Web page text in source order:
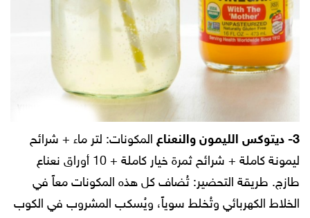
3- ديتوكس الليمون والنعناع المكونات: لتر ماء + شرائح
ليمونة كاملة + شرائح ثمرة خيار كاملة + 10 أوراق نعناع
طازج. طريقة التحضير: تُضاف كل هذه المكونات معاً في
الخلاط الكهربائي وتُخلط سوياً، ويُسكب المشروب في الكوب